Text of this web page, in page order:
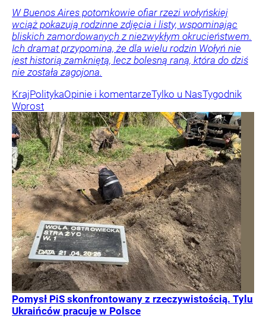
W Buenos Aires potomkowie ofiar rzezi wołyńskiej
wciąż pokazują rodzinne zdjęcia i listy, wspominając
bliskich zamordowanych z niezwykłym okrucieństwem.
Ich dramat przypomina, że dla wielu rodzin Wołyń nie
jest historią zamkniętą, lecz bolesną raną, która do dziś
nie została zagojona.
KrajPolitykaOpinie i komentarzeTylko u NasTygodnik
Wprost
Pomysł PiS skonfrontowany z rzeczywistością. Tylu
Ukraińców pracuje w Polsce